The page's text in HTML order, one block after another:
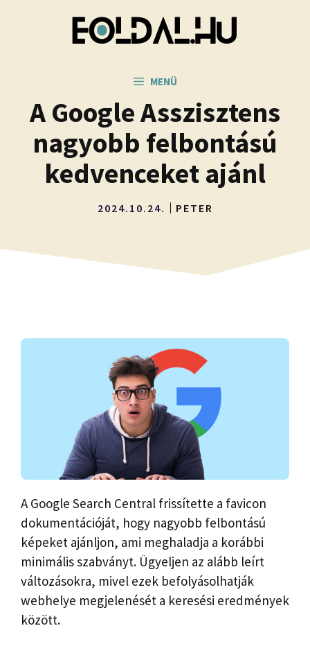
MENÜ
A Google Asszisztens
nagyobb felbontású
kedvenceket ajánl
2024.10.24. PETER
A Google Search Central frissítette a favicon
dokumentációját, hogy nagyobb felbontású
képeket ajánljon, ami meghaladja a korábbi
minimális szabványt. Ügyeljen az alább leírt
változásokra, mivel ezek befolyásolhatják
webhelye megjelenését a keresési eredmények
között.